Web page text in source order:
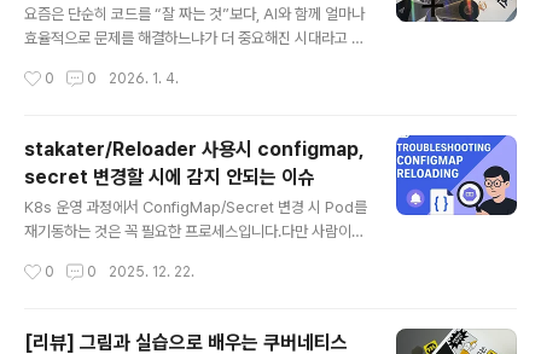
니다. AI를 활용해 Kubernetes 클러스터 운영을 조금 더
효율적으로 만들 수 없을까 고민하던 중, 문득 2024년 9
를 사용한다면 K8s..
요즘은 단순히 코드를 “잘 짜는 것”보다, AI와 함께 얼마나
효율적으로 문제를 해결하느냐가 더 중요해진 시대라고 느
죠. 저는 개인적으로 지금의 AI 흐름이 곧 5차 산업혁명의
니다. 최근에는 사내에서 n8n을 활용한 업무 자동화 사례
를 발표(링크)하기도 했고, AI를 활용한 Git commit me
ssage 자동 생성기(링크)를 직접 만들어보기도 했습니다.
DevOps 엔지니어로서 업무를 하다 보면, 하루 종일 코딩
코딩에 대해 늘 관심이 있었습니다. 커리어의 시작을 개발
0 0 2026. 1. 4.
stakater/Reloader 사용시 configmap,
secret 변경할 시에 감지 안되는 이슈
K8s 운영 과정에서 ConfigMap/Secret 변경 시 Pod를
재기동하는 것은 꼭 필요한 프로세스입니다.다만 사람이
checksum annotation(`checksum/config`) 방식으
0 0 2025. 12. 22.
[리뷰] 그림과 실습으로 배우는 쿠버네티스